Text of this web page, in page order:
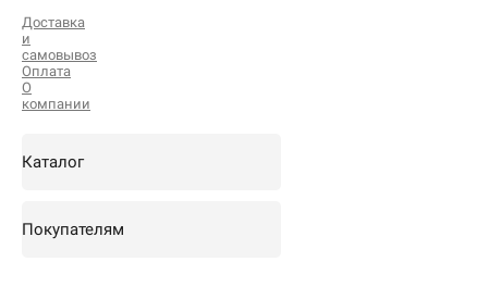
Доставка
и
самовывоз
Оплата
О
компании
Каталог
Покупателям